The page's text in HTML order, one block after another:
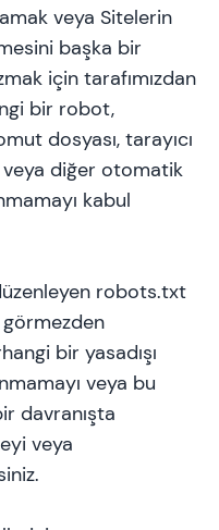
veya Sitelerin
başka bir
için tarafımızdan
bir robot,
dosyası, tarayıcı
veya diğer otomatik
kabul
robots.txt
görmezden
bir yasadışı
veya bu
davranışta
veya